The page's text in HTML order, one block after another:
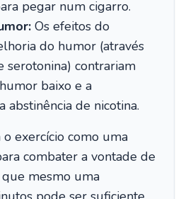
pegar num cigarro.
Os efeitos do
do humor (através
serotonina) contrariam
baixo e a
abstinência de nicotina.
exercício como uma
combater a vontade de
mesmo uma